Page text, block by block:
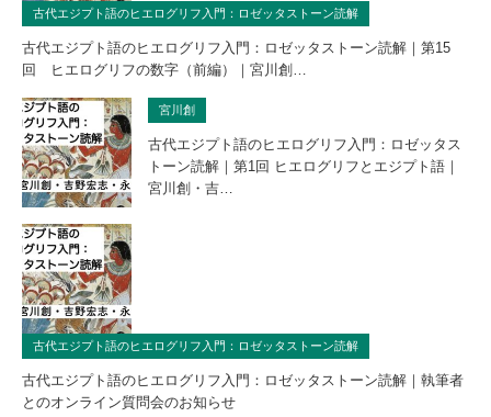
古代エジプト語のヒエログリフ入門：ロゼッタストーン読解
古代エジプト語のヒエログリフ入門：ロゼッタストーン読解｜第15
回 ヒエログリフの数字（前編）｜宮川創…
宮川創
古代エジプト語のヒエログリフ入門：ロゼッタス
トーン読解｜第1回 ヒエログリフとエジプト語｜
宮川創・吉…
古代エジプト語のヒエログリフ入門：ロゼッタストーン読解
古代エジプト語のヒエログリフ入門：ロゼッタストーン読解｜執筆者
とのオンライン質問会のお知らせ